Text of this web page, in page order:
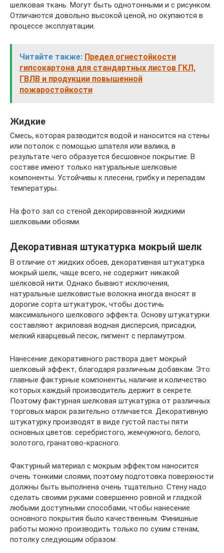
шелковая ткань. Могут быть однотонными и с рисунком.
Отличаются довольно высокой ценой, но окупаются в
процессе эксплуатации.
Читайте также: Предел огнестойкости
гипсокартона для стандартных листов ГКЛ,
ГВЛВ и продукции повышенной
пожаростойкости
Жидкие
Смесь, которая разводится водой и наносится на стены
или потолок с помощью шпателя или валика, в
результате чего образуется бесшовное покрытие. В
составе имеют только натуральные шелковые
компоненты. Устойчивы к плесени, грибку и перепадам
температуры.
На фото зал со стеной декорированной жидкими
шелковыми обоями.
Декоративная штукатурка мокрый шелк
В отличие от жидких обоев, декоративная штукатурка
мокрый шелк, чаще всего, не содержит никакой
шелковой нити. Однако бывают исключения,
натуральные шелковистые волокна иногда вносят в
дорогие сорта штукатурок, чтобы достичь
максимального шелкового эффекта. Основу штукатурки
составляют акриловая водная дисперсия, присадки,
мелкий кварцевый песок, пигмент с перламутром.
Нанесение декоративного раствора дает мокрый
шелковый эффект, благодаря различным добавкам. Это
главные фактурные компоненты, наличие и количество
которых каждый производитель держит в секрете.
Поэтому фактурная шелковая штукатурка от различных
торговых марок разительно отличается. Декоративную
штукатурку производят в виде густой пасты пяти
основных цветов: серебристого, жемчужного, белого,
золотого, гранатово-красного.
Фактурный материал с мокрым эффектом наносится
очень тонкими слоями, поэтому подготовка поверхности
должны быть выполнена очень тщательно. Стену надо
сделать своими руками совершенно ровной и гладкой
любыми доступными способами, чтобы нанесение
основного покрытия было качественным. Финишные
работы можно производить только по сухим стенам,
потолку следующим образом: